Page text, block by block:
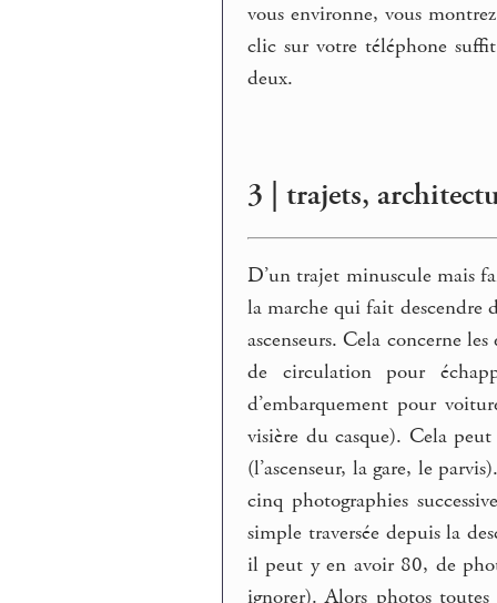
vous environne, vous
clic sur votre téléphone
deux.
3 | trajets,
D’un trajet minuscule mais
la marche qui fait descendre
ascenseurs. Cela concerne
de circulation pour
d’embarquement pour
visière du casque). Cela
(l’ascenseur, la gare, le
cinq photographies
simple traversée depuis la
il peut y en avoir 80, de
ignorer). Alors photos